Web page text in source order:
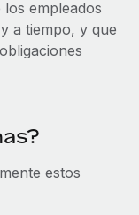
para tu
HH.
empleados
a tiempo, y que
estos